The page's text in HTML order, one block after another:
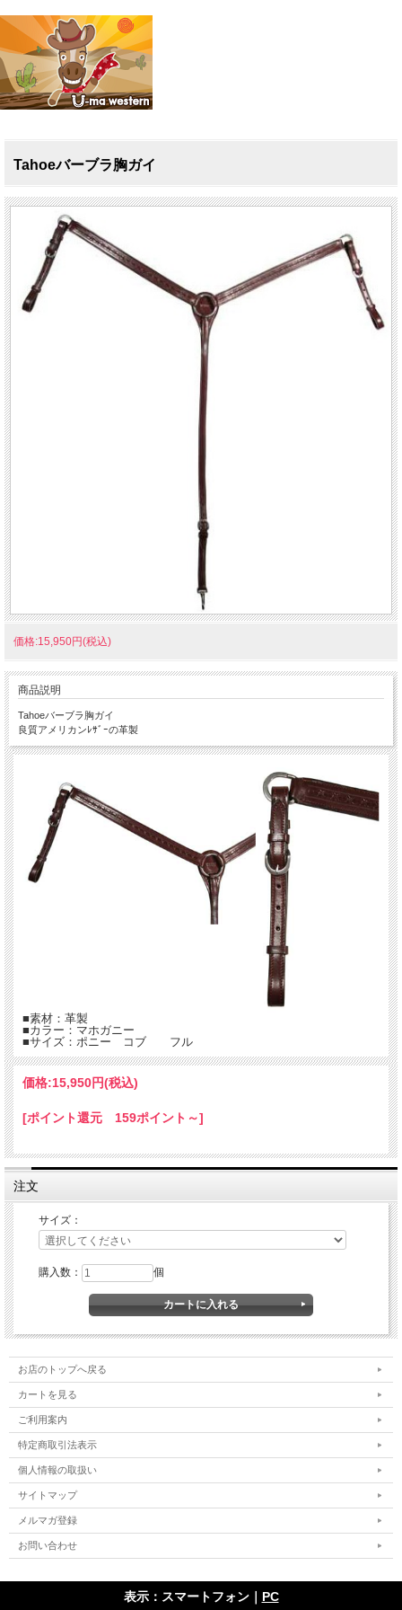
Tahoeバーブラ胸ガイ
価格:15,950円(税込)
商品説明
Tahoeバーブラ胸ガイ
良質アメリカンﾚｻﾞｰの革製
■素材：革製
■カラー：マホガニー
■サイズ：ポニー コブ フル
価格:15,950円(税込)
[ポイント還元 159ポイント～]
注文
サイズ：
購入数： 個
お店のトップへ戻る
カートを見る
ご利用案内
特定商取引法表示
個人情報の取扱い
サイトマップ
メルマガ登録
お問い合わせ
表示：スマートフォン｜ PC